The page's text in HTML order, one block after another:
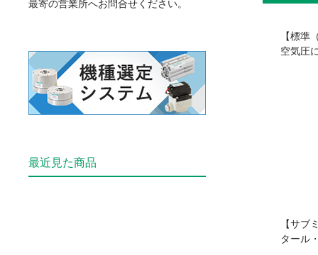
【標準
空気圧
【サブ
タール
最寄の営業所へお問合せください。
最近見た商品